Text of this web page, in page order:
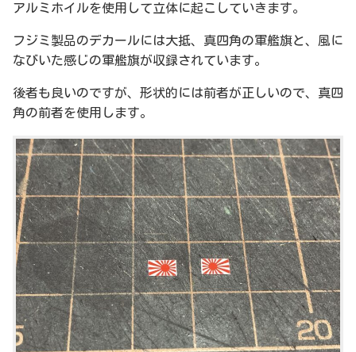
アルミホイルを使用して立体に起こしていきます。
フジミ製品のデカールには大抵、真四角の軍艦旗と、風に
なびいた感じの軍艦旗が収録されています。
後者も良いのですが、形状的には前者が正しいので、真四
角の前者を使用します。